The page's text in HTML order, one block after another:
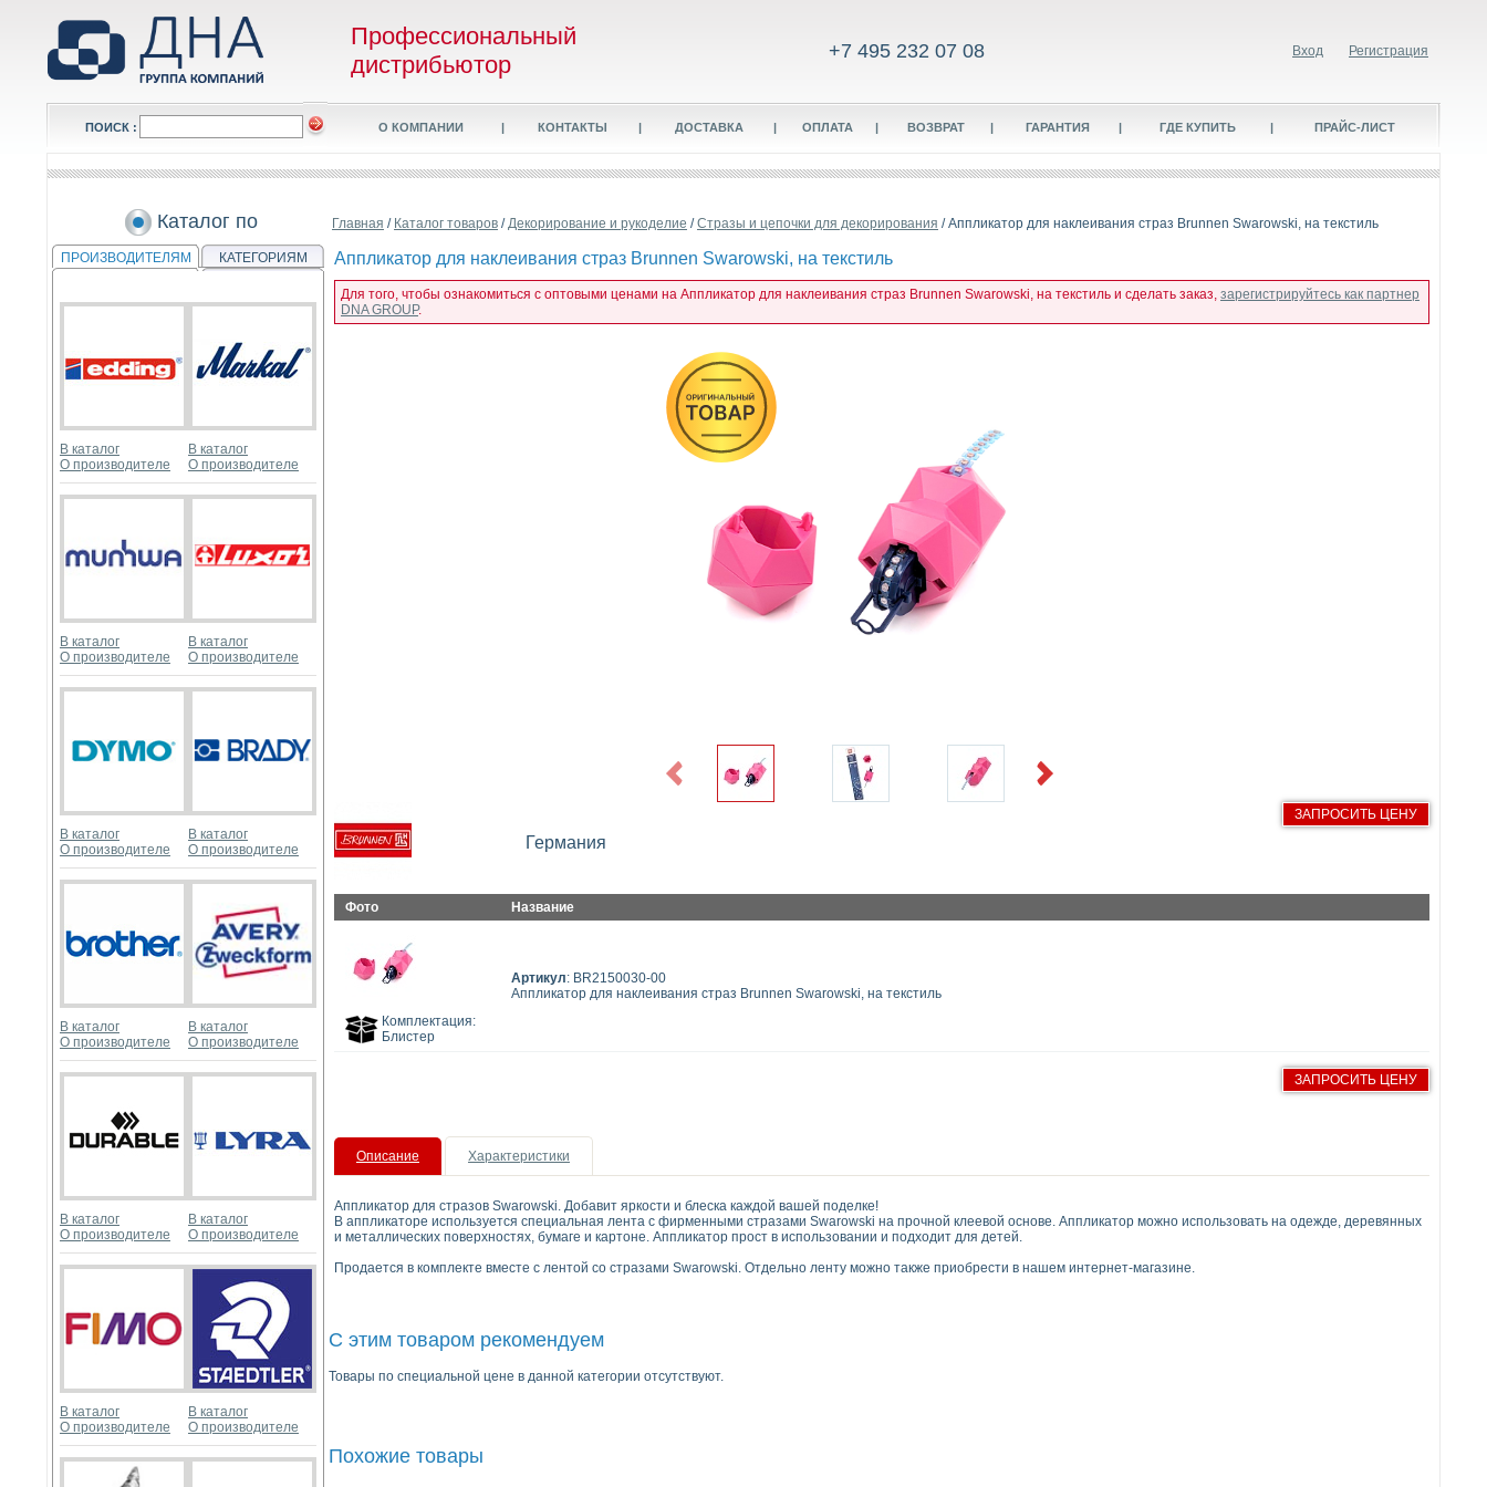
Профессиональный
дистрибьютор
+7 495 232 07 08 Вход Регистрация
ПОИСК : О КОМПАНИИ | КОНТАКТЫ | ДОСТАВКА | ОПЛАТА | ВОЗВРАТ | ГАРАНТИЯ | ГДЕ КУПИТЬ | ПРАЙС-ЛИСТ
Каталог по
ПРОИЗВОДИТЕЛЯМ КАТЕГОРИЯМ
В каталог
О производителе
В каталог
О производителе
В каталог
О производителе
В каталог
О производителе
В каталог
О производителе
В каталог
О производителе
В каталог
О производителе
В каталог
О производителе
В каталог
О производителе
В каталог
О производителе
В каталог
О производителе
В каталог
О производителе
Главная / Каталог товаров /Декорирование и рукоделие /Стразы и цепочки для декорирования / Аппликатор для наклеивания страз Brunnen Swarowski, на текстиль
Аппликатор для наклеивания страз Brunnen Swarowski, на текстиль
Для того, чтобы ознакомиться с оптовыми ценами на Аппликатор для наклеивания страз Brunnen Swarowski, на текстиль и сделать заказ, зарегистрируйтесь как партнер
DNA GROUP.
Previous Next
Германия
ЗАПРОСИТЬ ЦЕНУ
Фото Название
Комплектация:
Блистер
Артикул: BR2150030-00
Аппликатор для наклеивания страз Brunnen Swarowski, на текстиль
ЗАПРОСИТЬ ЦЕНУ
Описание Характеристики
Аппликатор для стразов Swarowski. Добавит яркости и блеска каждой вашей поделке!
В аппликаторе используется специальная лента с фирменными стразами Swarowski на прочной клеевой основе. Аппликатор можно использовать на одежде, деревянных
и металлических поверхностях, бумаге и картоне. Аппликатор прост в использовании и подходит для детей.
Продается в комплекте вместе с лентой со стразами Swarowski. Отдельно ленту можно также приобрести в нашем интернет-магазине.
С этим товаром рекомендуем
Товары по специальной цене в данной категории отсутствуют.
Похожие товары